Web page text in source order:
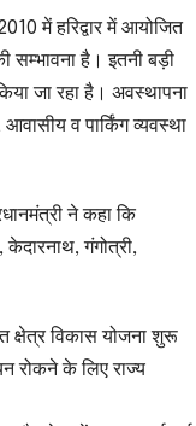
में हरिद्वार में आयोजित
है। इतनी बड़ी
जा रहा है। अवस्थापना
व पार्किंग व्यवस्था
ने कहा कि
केदारनाथ, गंगोत्री,
क्षेत्र विकास योजना शुरू
रोकने के लिए राज्य